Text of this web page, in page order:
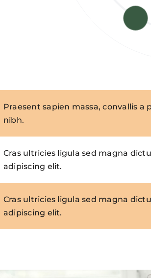
Praesent sapien massa, convallis
nibh.
Cras ultricies ligula sed magna
adipiscing elit.
Cras ultricies ligula sed magna
adipiscing elit.